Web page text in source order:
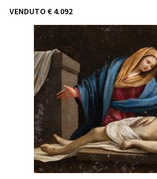
VENDUTO € 4.092